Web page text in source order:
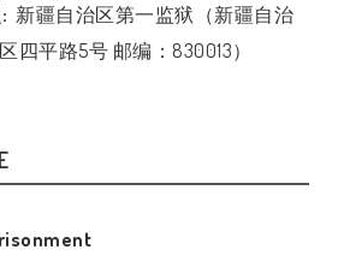
新疆自治区第一监狱（新疆自治
四平路5号 邮编：830013）